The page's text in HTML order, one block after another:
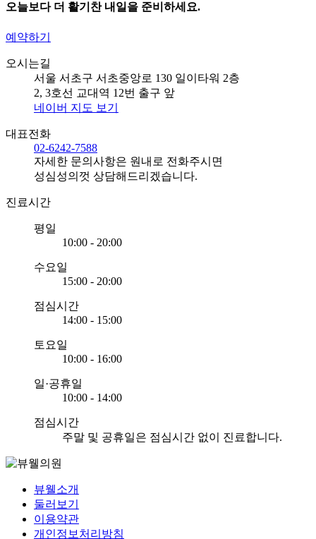
오늘보다 더 활기찬 내일을 준비하세요.
예약하기
오시는길
서울 서초구 서초중앙로 130 일이타워 2층
2, 3호선 교대역 12번 출구 앞
네이버 지도 보기
대표전화
02-6242-7588
자세한 문의사항은 원내로 전화주시면
성심성의껏 상담해드리겠습니다.
진료시간
평일
10:00 - 20:00
수요일
15:00 - 20:00
점심시간
14:00 - 15:00
토요일
10:00 - 16:00
일·공휴일
10:00 - 14:00
점심시간
주말 및 공휴일은 점심시간 없이 진료합니다.
뷰웰소개
둘러보기
이용약관
개인정보처리방침